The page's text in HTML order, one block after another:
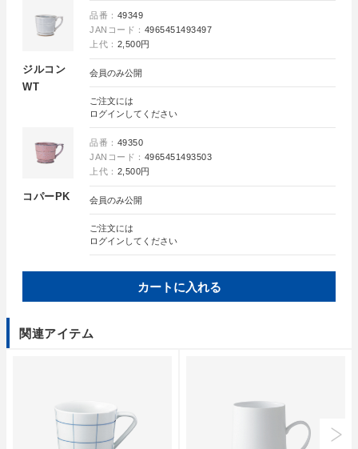
ジルコン
WT
品番： 49349
JANコード： 4965451493497
上代： 2,500円
会員のみ公開
ご注文には
ログイン してください
コパーPK
品番： 49350
JANコード： 4965451493503
上代： 2,500円
会員のみ公開
ご注文には
ログイン してください
カートに入れる
関連アイテム